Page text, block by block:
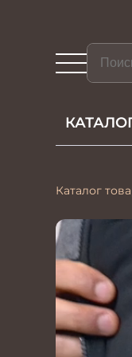
Каталог